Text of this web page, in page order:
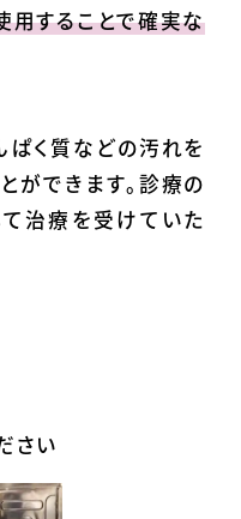
用することで確実な
ぱく質などの汚れを
ができます。診療の
治療を受けていた
さい